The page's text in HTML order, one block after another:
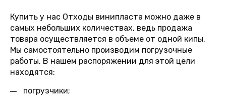
Купить у нас Отходы винипласта можно даже в
самых небольших количествах, ведь продажа
товара осуществляется в объеме от одной кипы.
Мы самостоятельно производим погрузочные
работы. В нашем распоряжении для этой цели
находятся:
погрузчики;